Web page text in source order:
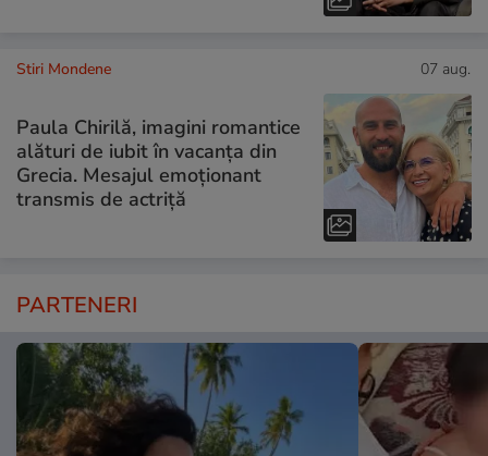
Stiri Mondene 07 aug.
Paula Chirilă, imagini romantice
alături de iubit în vacanța din
Grecia. Mesajul emoționant
transmis de actriță
PARTENERI